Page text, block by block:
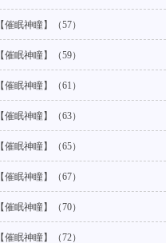
【催眠神瞳】（57）
【催眠神瞳】（59）
【催眠神瞳】（61）
【催眠神瞳】（63）
【催眠神瞳】（65）
【催眠神瞳】（67）
【催眠神瞳】（70）
【催眠神瞳】（72）